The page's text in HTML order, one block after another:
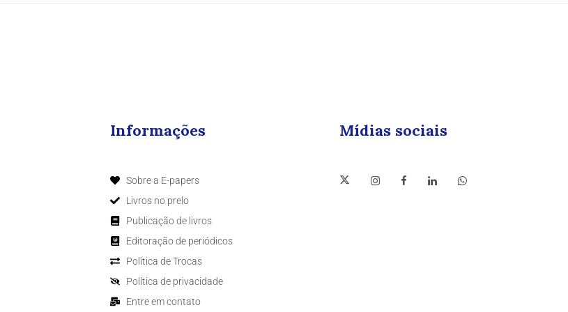
Informações
Sobre a E-papers
Livros no prelo
Publicação de livros
Editoração de periódicos
Política de Trocas
Política de privacidade
Entre em contato
Mídias sociais